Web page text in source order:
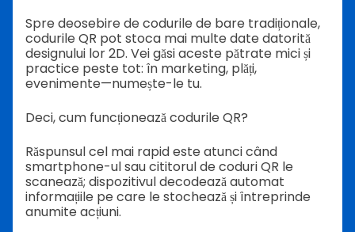
Spre deosebire de codurile de bare tradiționale,
codurile QR pot stoca mai multe date datorită
designului lor 2D. Vei găsi aceste pătrate mici și
practice peste tot: în marketing, plăți,
evenimente—numește-le tu.
Deci, cum funcționează codurile QR?
Răspunsul cel mai rapid este atunci când
smartphone-ul sau cititorul de coduri QR le
scanează; dispozitivul decodează automat
informațiile pe care le stochează și întreprinde
anumite acțiuni.